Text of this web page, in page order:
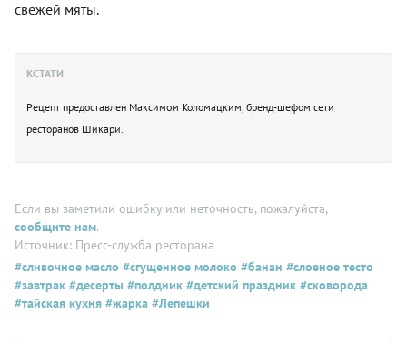
свежей мяты.
КСТАТИ
Рецепт предоставлен Максимом Коломацким, бренд-шефом сети
ресторанов Шикари.
Если вы заметили ошибку или неточность, пожалуйста,
сообщите нам.
Источник: Пресс-служба ресторана
#сливочное масло #сгущенное молоко #банан #слоеное тесто
#завтрак #десерты #полдник #детский праздник #сковорода
#тайская кухня #жарка #Лепешки